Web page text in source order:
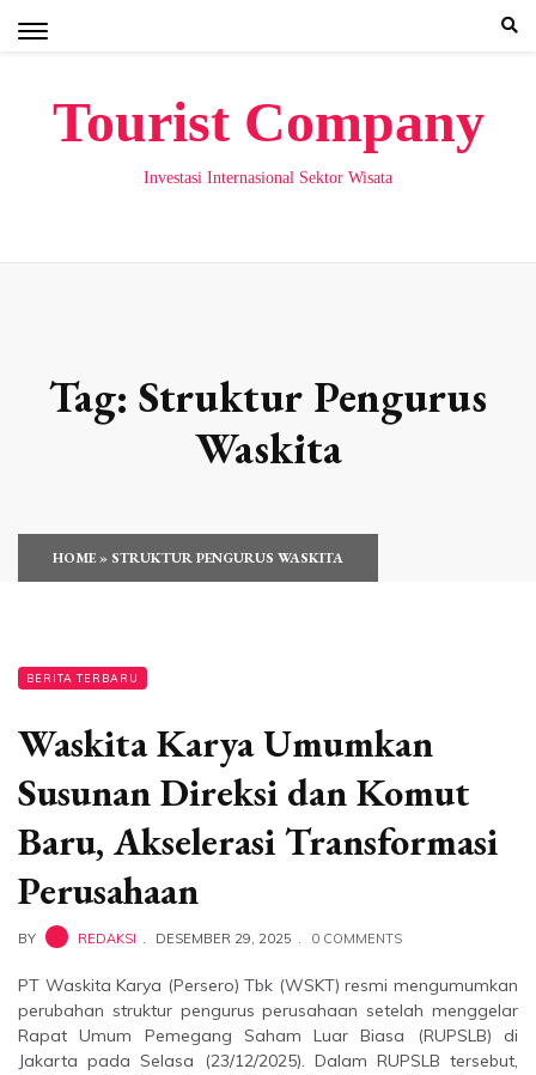
Tourist Company
Investasi Internasional Sektor Wisata
Tag: Struktur Pengurus
Waskita
HOME»STRUKTUR PENGURUS WASKITA
BERITA TERBARU
Waskita Karya Umumkan
Susunan Direksi dan Komut
Baru, Akselerasi Transformasi
Perusahaan
BY REDAKSI DESEMBER 29, 2025 0 COMMENTS
PT Waskita Karya (Persero) Tbk (WSKT) resmi mengumumkan
perubahan struktur pengurus perusahaan setelah menggelar
Rapat Umum Pemegang Saham Luar Biasa (RUPSLB) di
Jakarta pada Selasa (23/12/2025). Dalam RUPSLB tersebut,